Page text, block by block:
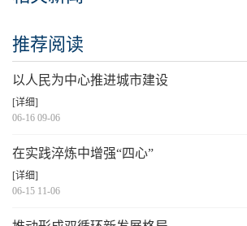
推荐阅读
以人民为中心推进城市建设
[详细]
06-16 09-06
在实践淬炼中增强“四心”
[详细]
06-15 11-06